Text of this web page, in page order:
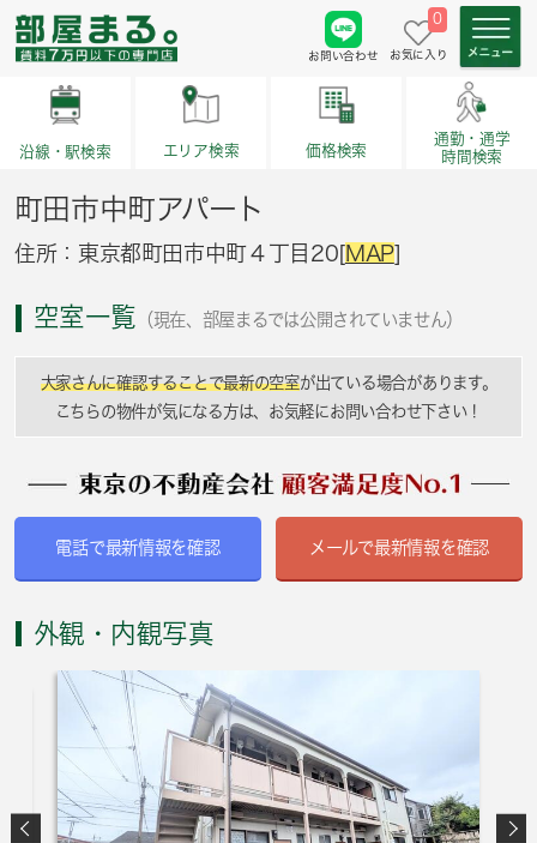
お問い合わせ
0
お気に入り
沿線・駅検索 エリア検索 価格検索
通勤・通学
時間検索
町田市中町アパート
住所：東京都町田市中町４丁目20[MAP]
空室一覧 （現在、部屋まるでは公開されていません）
大家さんに確認することで最新の空室が出ている場合があります。
こちらの物件が気になる方は、お気軽にお問い合わせ下さい！
電話で最新情報を確認 メールで最新情報を確認
外観・内観写真